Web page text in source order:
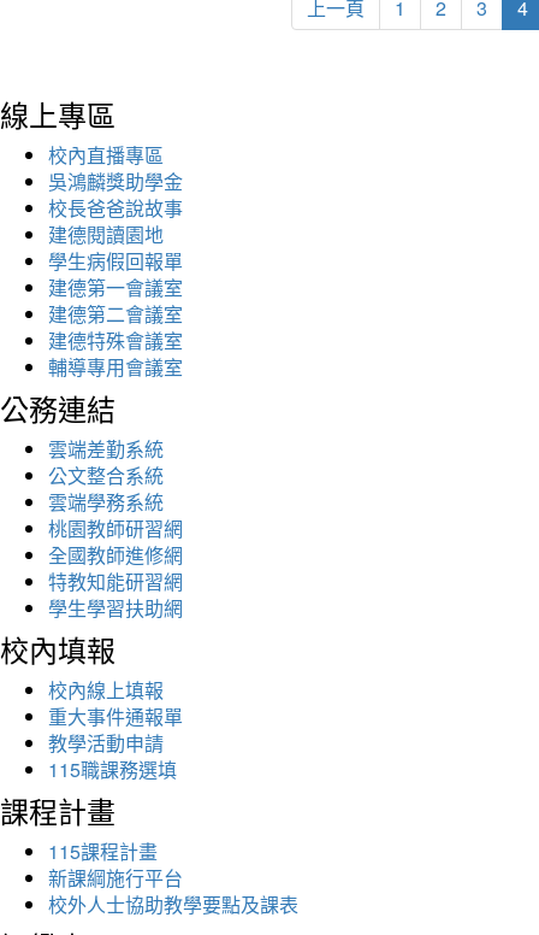
上一頁 1 2 3 4
線上專區
校內直播專區
吳鴻麟獎助學金
校長爸爸說故事
建德閱讀園地
學生病假回報單
建德第一會議室
建德第二會議室
建德特殊會議室
輔導專用會議室
公務連結
雲端差勤系統
公文整合系統
雲端學務系統
桃園教師研習網
全國教師進修網
特教知能研習網
學生學習扶助網
校內填報
校內線上填報
重大事件通報單
教學活動申請
115職課務選填
課程計畫
115課程計畫
新課綱施行平台
校外人士協助教學要點及課表